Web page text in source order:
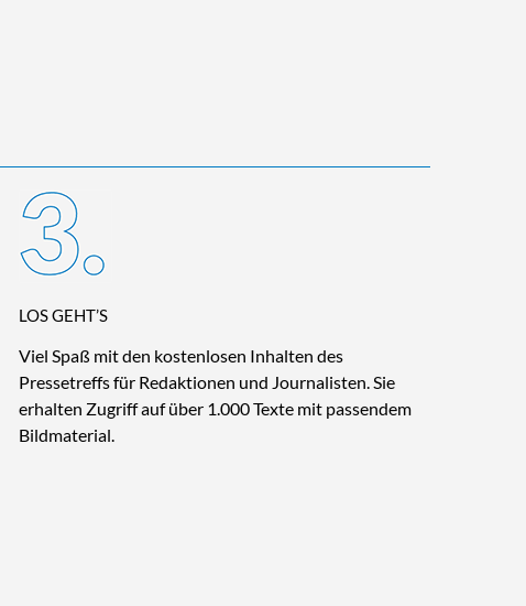
LOS GEHT’S
Viel Spaß mit den kostenlosen Inhalten des
Pressetreffs für Redaktionen und Journalisten. Sie
erhalten Zugriff auf über 1.000 Texte mit passendem
Bildmaterial.